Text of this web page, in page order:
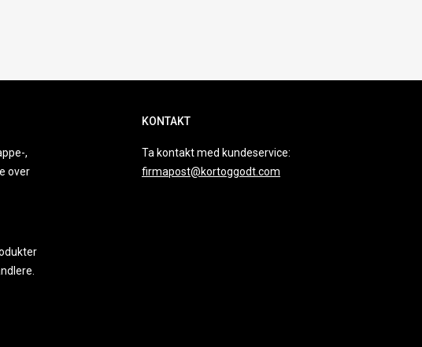
,
over
KONTAKT
Ta kontakt med kundeservice:
firmapost@kortoggodt.com